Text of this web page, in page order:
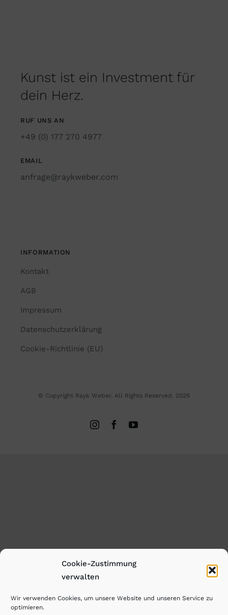
Cookie-Zustimmung
verwalten
Wir verwenden Cookies, um unsere Website und unseren Service zu
optimieren.
Kunst ist ein Investment für
dein Herz.
RUF UNS AN
+49 (0) 177 270 4977
EMAIL
anfrage@raykweber.com
INFORMATION
Kontakt
AGB
Impressum
Datenschutzerklärung
Cookie-Richtlinie (EU)
© Copyright Rayk Weber. All Rights Reserved. 2026